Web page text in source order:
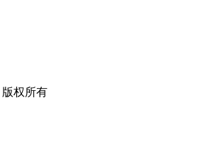
版权所有